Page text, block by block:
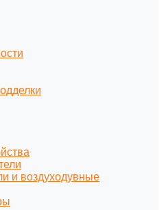
и воздуходувные